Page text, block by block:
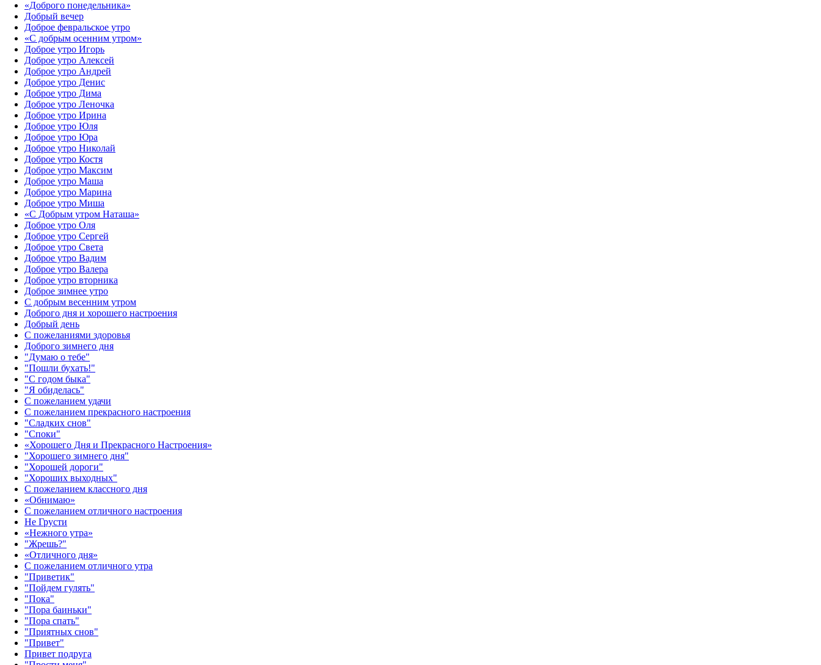
«Доброго понедельника»‎
Добрый вечер
Доброе февральское утро
«С добрым осенним утром»‎
Доброе утро Игорь
Доброе утро Алексей
Доброе утро Андрей
Доброе утро Денис
Доброе утро Дима
Доброе утро Леночка
Доброе утро Ирина
Доброе утро Юля
Доброе утро Юра
Доброе утро Николай
Доброе утро Костя
Доброе утро Максим
Доброе утро Маша
Доброе утро Марина
Доброе утро Миша
«С Добрым утром Наташа»
Доброе утро Оля
Доброе утро Сергей
Доброе утро Света
Доброе утро Вадим
Доброе утро Валера
Доброе утро вторника
Доброе зимнее утро
С добрым весенним утром
Доброго дня и хорошего настроения
Добрый день
С пожеланиями здоровья
Доброго зимнего дня
"Думаю о тебе"
"Пошли бухать!"
"С годом быка"
"Я обиделась"
С пожеланием удачи
С пожеланием прекрасного настроения
"Сладких снов"
"Споки"
«Хорошего Дня и Прекрасного Настроения»
"Хорошего зимнего дня"
"Хорошей дороги"
"Хороших выходных"
С пожеланием классного дня
«Обнимаю»
С пожеланием отличного настроения
Не Грусти
«Нежного утра»‎
"Жрешь?"
«Отличного дня»‎
С пожеланием отличного утра
"Приветик"
"Пойдем гулять"
"Пока"
"Пора баиньки"
"Пора спать"
"Приятных снов"
"Привет"
Привет подруга